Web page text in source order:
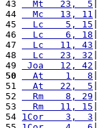
43
  Mt   23,  5
44
  Mc   13, 11
45
  Lc    5, 15
46
  Lc    6, 18
47
  Lc   11, 43
48
  Lc   23, 32
49
Joa   12, 42
50
  At    1,  8
51
  At   22,  5
52
  Rm    8, 29
53
  Rm   11, 15
54 1Cor    3,  3